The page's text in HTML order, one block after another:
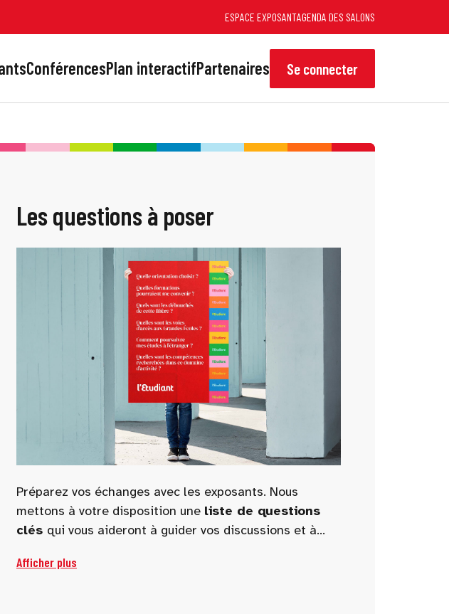
ESPACE EXPOSANTAGENDA DES SALONS
ConférencesPlan interactifPartenaires Se connecter
Les questions à poser
Préparez vos échanges avec les exposants. Nous
mettons à votre disposition une liste de questions
clés qui vous aideront à guider vos discussions et à
orienter vos projets académiques et professionnels.
Afficher plus